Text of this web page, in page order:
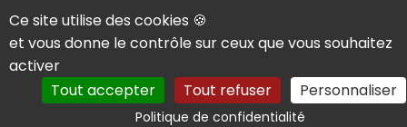
Panneau de gestion des cookies
Ce site utilise des cookies 🍪
et vous donne le contrôle sur ceux que vous souhaitez
activer
Tout accepter
Tout refuser Personnaliser
Politique de confidentialitéRechercher